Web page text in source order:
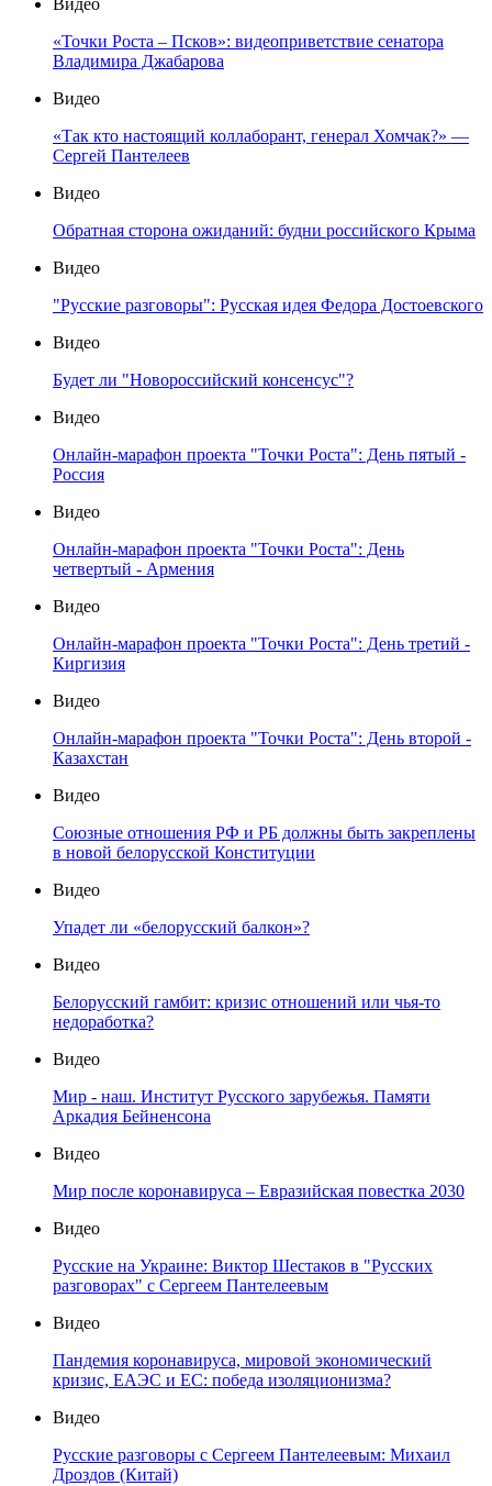
Видео
«Точки Роста – Псков»: видеоприветствие сенатора
Владимира Джабарова
Видео
«Так кто настоящий коллаборант, генерал Хомчак?» —
Сергей Пантелеев
Видео
Обратная сторона ожиданий: будни российского Крыма
Видео
"Русские разговоры": Русская идея Федора Достоевского
Видео
Будет ли "Новороссийский консенсус"?
Видео
Онлайн-марафон проекта "Точки Роста": День пятый -
Россия
Видео
Онлайн-марафон проекта "Точки Роста": День
четвертый - Армения
Видео
Онлайн-марафон проекта "Точки Роста": День третий -
Киргизия
Видео
Онлайн-марафон проекта "Точки Роста": День второй -
Казахстан
Видео
Союзные отношения РФ и РБ должны быть закреплены
в новой белорусской Конституции
Видео
Упадет ли «белорусский балкон»?
Видео
Белорусский гамбит: кризис отношений или чья-то
недоработка?
Видео
Мир - наш. Институт Русского зарубежья. Памяти
Аркадия Бейненсона
Видео
Мир после коронавируса – Евразийская повестка 2030
Видео
Русские на Украине: Виктор Шестаков в "Русских
разговорах" с Сергеем Пантелеевым
Видео
Пандемия коронавируса, мировой экономический
кризис, ЕАЭС и ЕС: победа изоляционизма?
Видео
Русские разговоры с Сергеем Пантелеевым: Михаил
Дроздов (Китай)